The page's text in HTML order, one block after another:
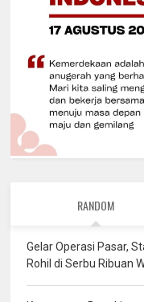
RANDOM
Gelar Operasi Pasar,
Rohil di Serbu Ribuan